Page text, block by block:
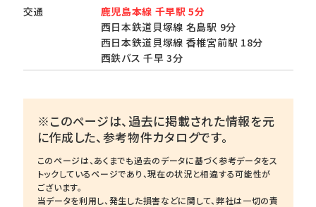
交通
鹿児島本線 千早駅 5分
西日本鉄道貝塚線 名島駅 9分
西日本鉄道貝塚線 香椎宮前駅 18分
西鉄バス 千早 3分
※このページは、過去に掲載された情報を元
に作成した、参考物件カタログです。
このページは、あくまでも過去のデータに基づく参考データをス
トックしているページであり、現在の状況と相違する可能性が
ございます。
当データを利用し、発生した損害などに関して、弊社は一切の責